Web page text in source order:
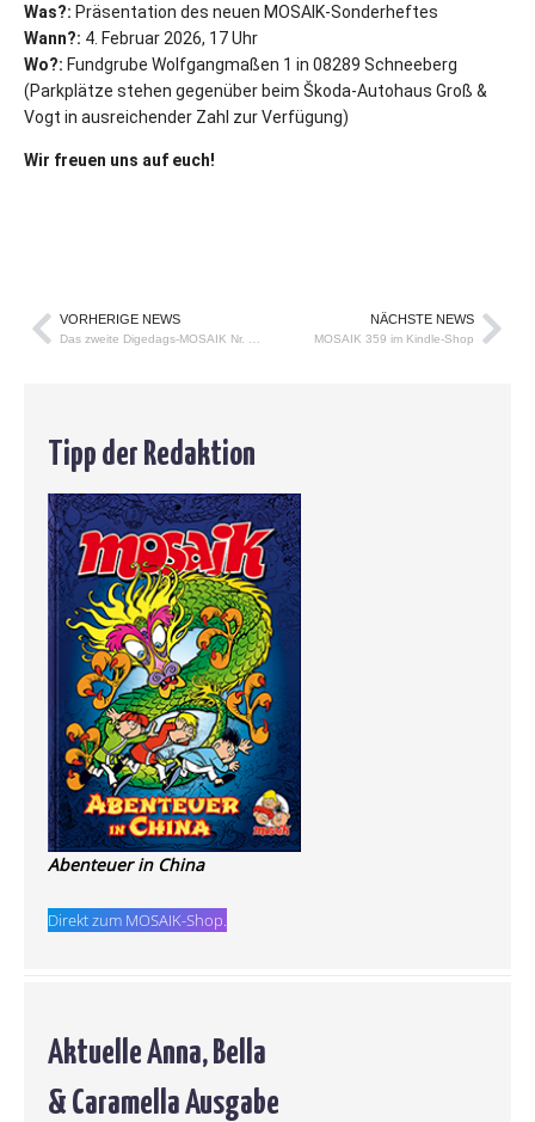
Was?: Präsentation des neuen MOSAIK-Sonderheftes
Wann?: 4. Februar 2026, 17 Uhr
Wo?: Fundgrube Wolfgangmaßen 1 in 08289 Schneeberg
(Parkplätze stehen gegenüber beim Škoda-Autohaus Groß &
Vogt in ausreichender Zahl zur Verfügung)
Wir freuen uns auf euch!
VORHERIGE NEWS NÄCHSTE NEWS
MOSAIK 359 im Kindle-Shop
Tipp der Redaktion
Abenteuer in China
Direkt zum MOSAIK-Shop.
Aktuelle Anna, Bella
& Caramella Ausgabe